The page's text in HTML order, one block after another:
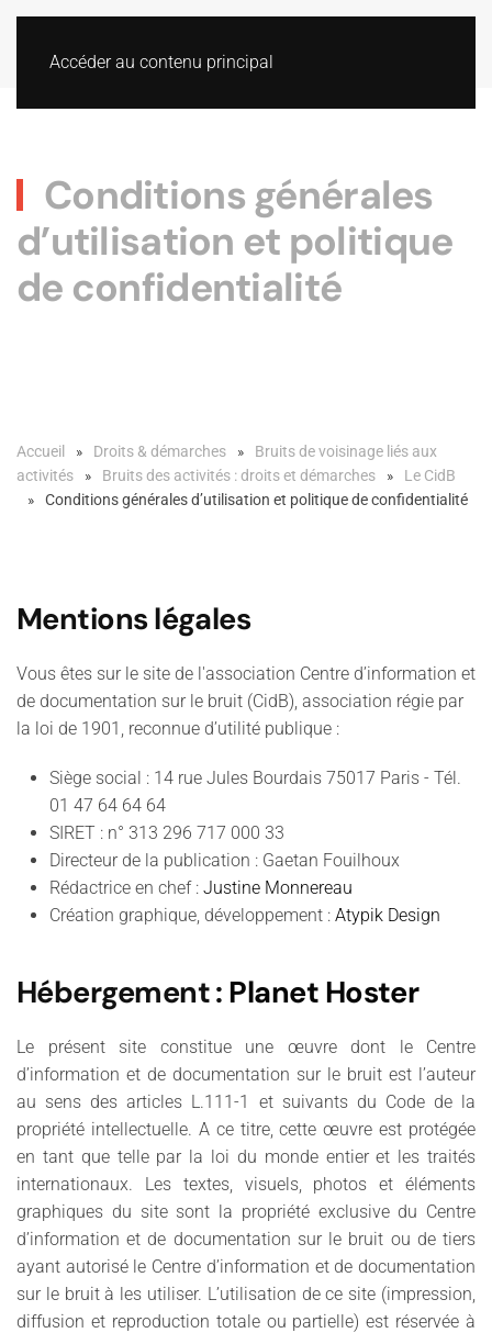
Accéder au contenu principal
Conditions générales
d’utilisation et politique
de confidentialité
Accueil Droits & démarches
Bruits de voisinage liés aux
activités
Bruits des activités : droits et démarches
Le CidB
Conditions générales d’utilisation et politique de confidentialité
Mentions légales
Vous êtes sur le site de l'association Centre d’information et
de documentation sur le bruit (CidB), association régie par
la loi de 1901, reconnue d’utilité publique :
Siège social : 14 rue Jules Bourdais 75017 Paris - Tél.
01 47 64 64 64
SIRET : n° 313 296 717 000 33
Directeur de la publication : Gaetan Fouilhoux
Rédactrice en chef : Justine Monnereau
Création graphique, développement : Atypik Design
Hébergement: Planet Hoster
Le présent site constitue une œuvre dont le Centre
d’information et de documentation sur le bruit est l’auteur
au sens des articles L.111-1 et suivants du Code de la
propriété intellectuelle. A ce titre, cette œuvre est protégée
en tant que telle par la loi du monde entier et les traités
internationaux. Les textes, visuels, photos et éléments
graphiques du site sont la propriété exclusive du Centre
d’information et de documentation sur le bruit ou de tiers
ayant autorisé le Centre d’information et de documentation
sur le bruit à les utiliser. L’utilisation de ce site (impression,
diffusion et reproduction totale ou partielle) est réservée à